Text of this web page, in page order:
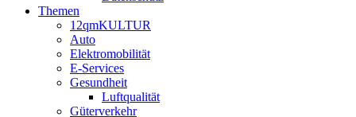
Themen
12qmKULTUR
Auto
Elektromobilität
E-Services
Gesundheit
Luftqualität
Güterverkehr